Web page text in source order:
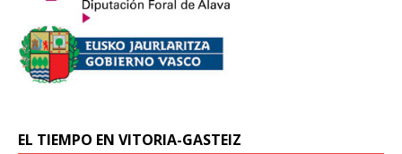
EL TIEMPO EN VITORIA-GASTEIZ